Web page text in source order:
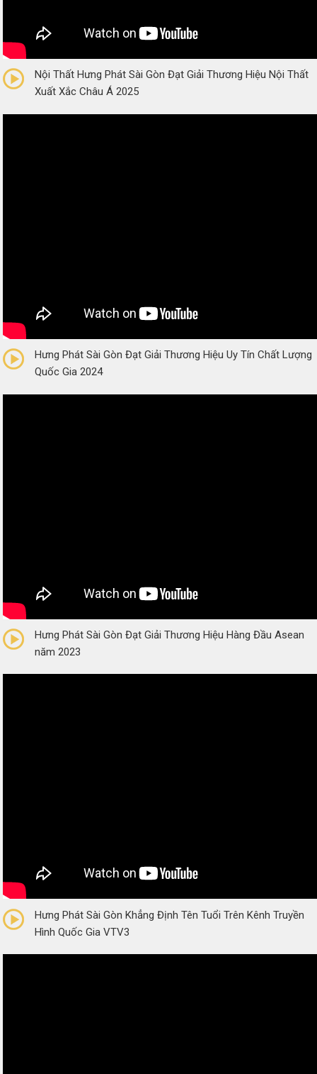
(0 Reviews)
Nội Thất Hưng Phát Sài Gòn Đạt Giải Thương Hiệu Nội Thất
Xuất Xắc Châu Á 2025
(0 Reviews)
Hưng Phát Sài Gòn Đạt Giải Thương Hiệu Uy Tín Chất Lượng
Quốc Gia 2024
(0 Reviews)
Hưng Phát Sài Gòn Đạt Giải Thương Hiệu Hàng Đầu Asean
năm 2023
(0 Reviews)
Hưng Phát Sài Gòn Khẳng Định Tên Tuổi Trên Kênh Truyền
Hình Quốc Gia VTV3